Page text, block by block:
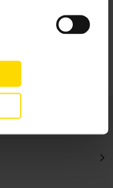
doradzą Ci